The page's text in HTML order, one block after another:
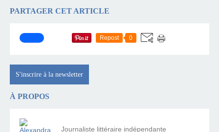
PARTAGER CET ARTICLE
Repost 0
S'inscrire à la newsletter
À PROPOS
Journaliste littéraire indépendante